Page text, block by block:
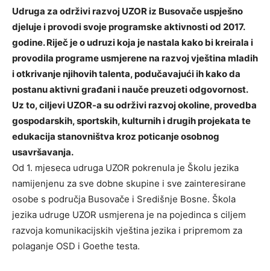
Udruga za održivi razvoj UZOR iz Busovače uspješno
djeluje i provodi svoje programske aktivnosti od 2017.
godine. Riječ je o udruzi koja je nastala kako bi kreirala i
provodila programe usmjerene na razvoj vještina mladih
i otkrivanje njihovih talenta, podučavajući ih kako da
postanu aktivni građani i nauče preuzeti odgovornost.
Uz to, ciljevi UZOR-a su održivi razvoj okoline, provedba
gospodarskih, sportskih, kulturnih i drugih projekata te
edukacija stanovništva kroz poticanje osobnog
usavršavanja.
Od 1. mjeseca udruga UZOR pokrenula je Školu jezika
namijenjenu za sve dobne skupine i sve zainteresirane
osobe s područja Busovače i Središnje Bosne. Škola
jezika udruge UZOR usmjerena je na pojedinca s ciljem
razvoja komunikacijskih vještina jezika i pripremom za
polaganje OSD i Goethe testa.